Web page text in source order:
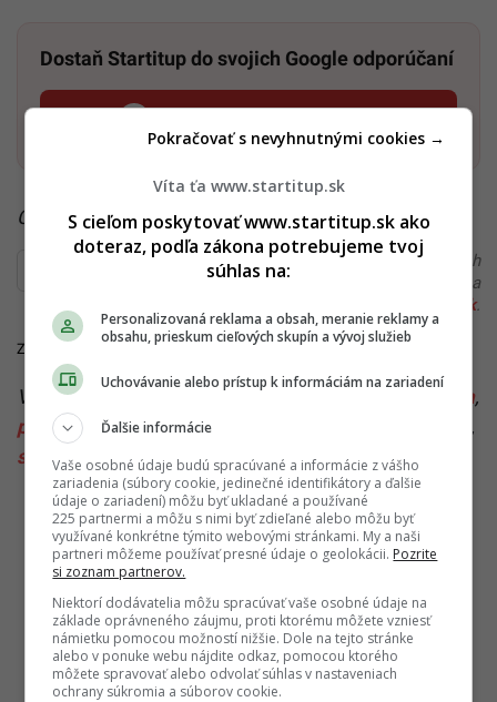
Dostaň Startitup do svojich Google odporúčaní
Startitup, odkaz sa otvorí v
Čítaj viac z kategórie:Zo Slovenska
Ďakujeme, že čítaš Startitup. V prípade, že máš postreh
alebo si našiel v článku chybu, napíš nám na
redakcia@startitup.sk.
Zdroje: Donio/Pošlime Lukáša Machalu na obežnú dráhu
Viac k téme: ,konšpirácie Lukáš Machala,
plocha zem,rtvs,rušenie rtvs
,
súkromný let do vesmíru
zbierka
Víta ťa www.startitup.sk
S cieľom poskytovať www.startitup.sk ako
doteraz, podľa zákona potrebujeme tvoj
súhlas na:
Personalizovaná reklama a obsah, meranie reklamy a
obsahu, prieskum cieľových skupín a vývoj služieb
Uchovávanie alebo prístup k informáciám na zariadení
Ďalšie informácie
Vaše osobné údaje budú spracúvané a informácie z vášho
zariadenia (súbory cookie, jedinečné identifikátory a ďalšie
údaje o zariadení) môžu byť ukladané a používané
225 partnermi a môžu s nimi byť zdieľané alebo môžu byť
využívané konkrétne týmito webovými stránkami. My a naši
partneri môžeme používať presné údaje o geolokácii. Pozrite
si zoznam partnerov.
Niektorí dodávatelia môžu spracúvať vaše osobné údaje na
základe oprávneného záujmu, proti ktorému môžete vzniesť
námietku pomocou možností nižšie. Dole na tejto stránke
alebo v ponuke webu nájdite odkaz, pomocou ktorého
môžete spravovať alebo odvolať súhlas v nastaveniach
ochrany súkromia a súborov cookie.
Pokračovať s nevyhnutnými cookies →